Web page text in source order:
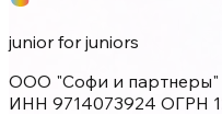
junior for juniors
ООО "Софи и партнеры"
ИНН 9714073924 ОГРН